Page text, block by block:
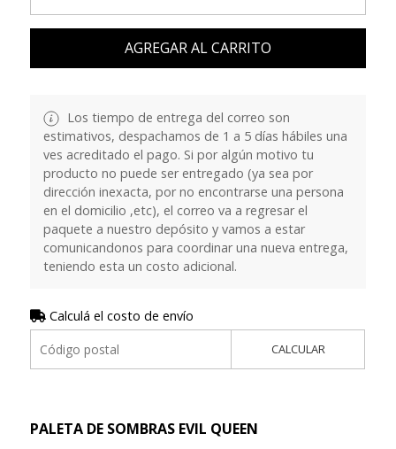
AGREGAR AL CARRITO
Los tiempo de entrega del correo son
estimativos, despachamos de 1 a 5 días hábiles una
ves acreditado el pago. Si por algún motivo tu
producto no puede ser entregado (ya sea por
dirección inexacta, por no encontrarse una persona
en el domicilio ,etc), el correo va a regresar el
paquete a nuestro depósito y vamos a estar
comunicandonos para coordinar una nueva entrega,
teniendo esta un costo adicional.
Calculá el costo de envío
CALCULAR
PALETA DE SOMBRAS EVIL QUEEN